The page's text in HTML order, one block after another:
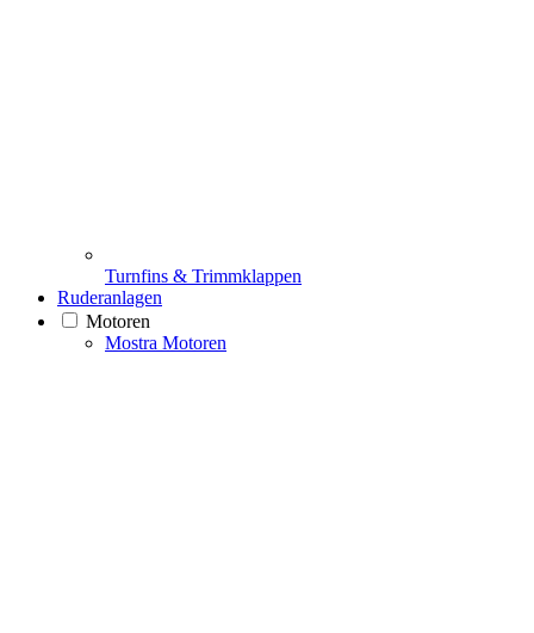
Turnfins & Trimmklappen
Ruderanlagen
Motoren
Mostra Motoren